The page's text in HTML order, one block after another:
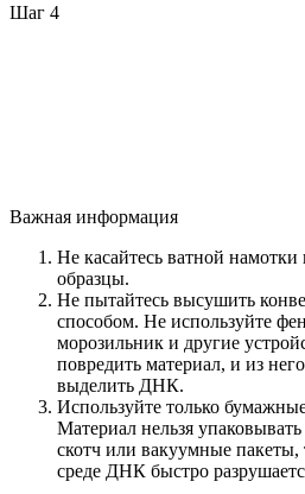
Шаг 4
Важная информация
Не касайтесь ватной намотки
образцы.
Не пытайтесь высушить
способом. Не используйте
морозильник и другие
повредить материал, и из
выделить ДНК.
Используйте только
Материал нельзя
скотч или вакуумные пакеты,
среде ДНК быстро